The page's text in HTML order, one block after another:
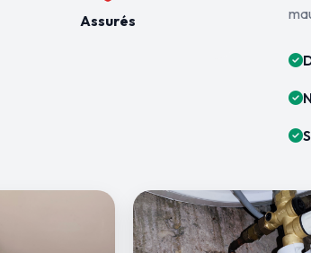
Assurés